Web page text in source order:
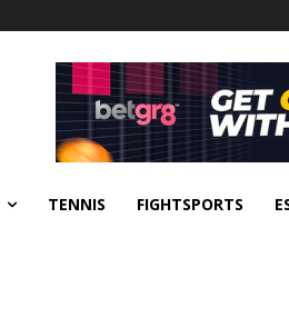
TENNIS FIGHTSPORTS